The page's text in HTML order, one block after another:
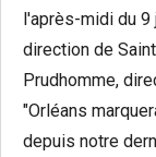
l'après-midi du 9
direction de
Prudhomme,
"Orléans
depuis notre